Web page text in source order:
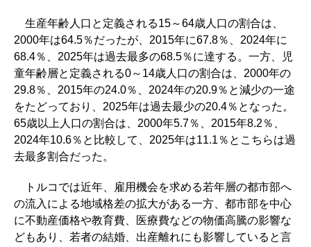
生産年齢人口と定義される15～64歳人口の割合は、
2000年は64.5％だったが、2015年に67.8％、2024年に
68.4％、2025年は過去最多の68.5％に達する。一方、児
童年齢層と定義される0～14歳人口の割合は、2000年の
29.8％、2015年の24.0％、2024年の20.9％と減少の一途
をたどっており、2025年は過去最少の20.4％となった。
65歳以上人口の割合は、2000年5.7％、2015年8.2％、
2024年10.6％と比較して、2025年は11.1％とこちらは過
去最多割合だった。
トルコでは近年、雇用機会を求める若年層の都市部へ
の流入による地域格差の拡大がある一方、都市部を中心
に不動産価格や教育費、医療費などの物価高騰の影響な
どもあり、若者の結婚、出産離れにも影響していると言